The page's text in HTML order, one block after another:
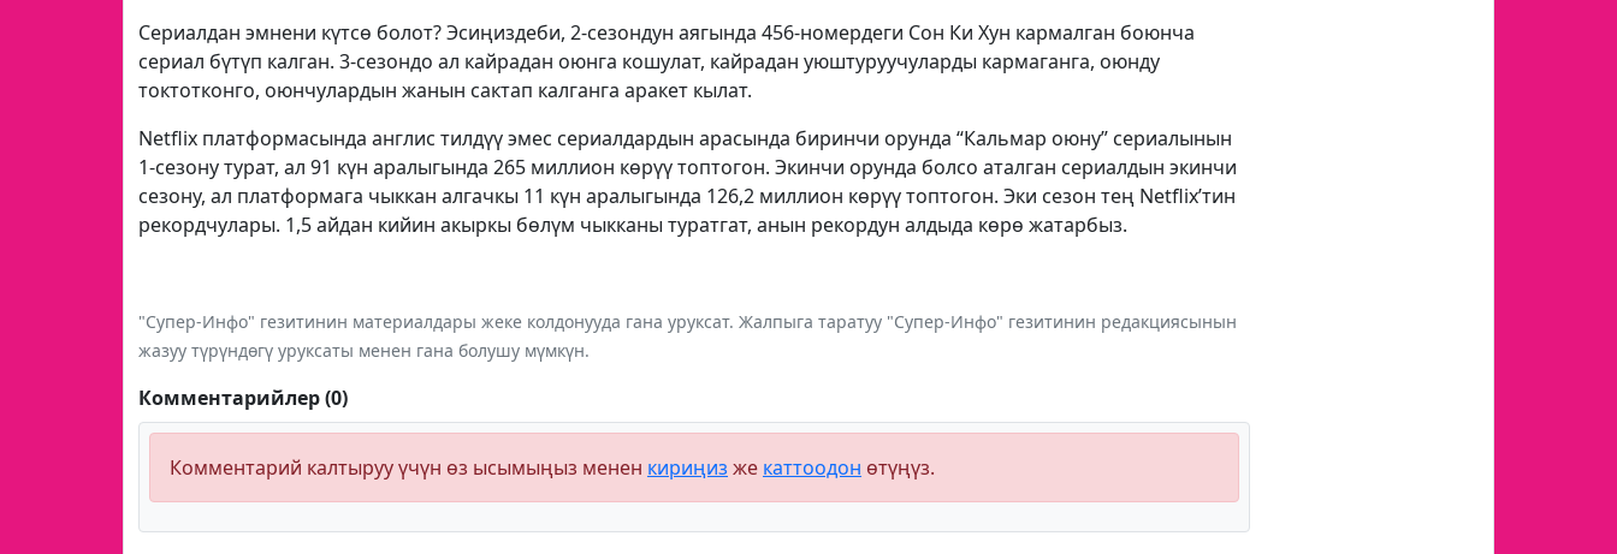
Сериалдан эмнени күтсө болот? Эсиңиздеби, 2-сезондун аягында 456-номердеги Сон Ки Хун кармалган боюнча
сериал бүтүп калган. 3-сезондо ал кайрадан оюнга кошулат, кайрадан уюштуруучуларды кармаганга, оюнду
токтотконго, оюнчулардын жанын сактап калганга аракет кылат.
Netflix платформасында англис тилдүү эмес сериалдардын арасында биринчи орунда “Кальмар оюну” сериалынын
1-сезону турат, ал 91 күн аралыгында 265 миллион көрүү топтогон. Экинчи орунда болсо аталган сериалдын экинчи
сезону, ал платформага чыккан алгачкы 11 күн аралыгында 126,2 миллион көрүү топтогон. Эки сезон тең Netflix’тин
рекордчулары. 1,5 айдан кийин акыркы бөлүм чыкканы туратгат, анын рекордун алдыда көрө жатарбыз.
"Супер-Инфо" гезитинин материалдары жеке колдонууда гана уруксат. Жалпыга таратуу "Супер-Инфо" гезитинин редакциясынын
жазуу түрүндөгү уруксаты менен гана болушу мүмкүн.
Комментарийлер (0)
Комментарий калтыруу үчүн өз ысымыңыз менен кириңиз же каттоодон өтүңүз.